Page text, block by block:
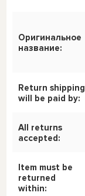
Оригинальное
название:
Return shipping
will be paid by:
All returns
accepted:
Item must be
returned
within: